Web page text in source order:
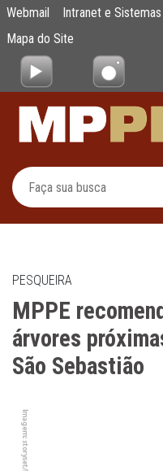
Pular para o Conteúdo principal
MPPE recomenda
Webmail Intranet e Sistemas
Mapa do Site
PESQUEIRA
MPPE
árvores
São Sebastião